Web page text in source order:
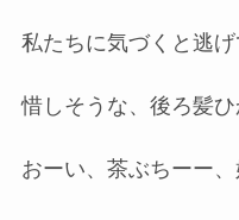
私たちに気づくと逃
惜しそうな、後ろ髪ひ
おーい、茶ぶちーー